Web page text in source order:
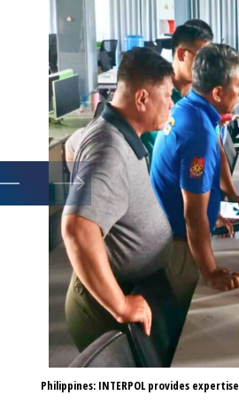
Philippines: INTERPOL provides